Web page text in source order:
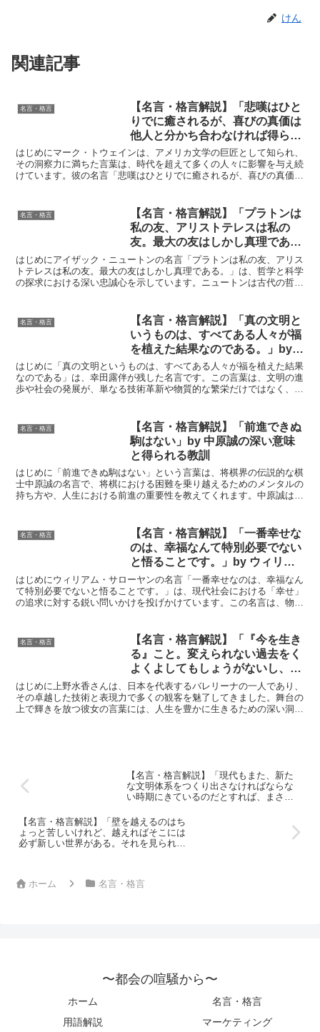
けん
関連記事
名言・格言
【名言・格言解説】「悲嘆はひと
りでに癒されるが、喜びの真価は
他人と分かち合わなければ得られ
ない。」by マーク・トウェイン
の深い意味と得られる教訓
はじめにマーク・トウェインは、アメリカ文学の巨匠として知られ、
その洞察力に満ちた言葉は、時代を超えて多くの人々に影響を与え続
けています。彼の名言「悲嘆はひとりでに癒されるが、喜びの真価は
名言・格言
【名言・格言解説】「プラトンは
私の友、アリストテレスは私の
友。最大の友はしかし真理であ
る。」by ニュートンの深い意味
と得られる教訓
はじめにアイザック・ニュートンの名言「プラトンは私の友、アリス
トテレスは私の友。最大の友はしかし真理である。」は、哲学と科学
の探求における深い忠誠心を示しています。ニュートンは古代の哲学
名言・格言
【名言・格言解説】「真の文明と
いうものは、すべてある人々が福
を植えた結果なのである。」by
幸田露伴の深い意味と得られる教
訓
はじめに「真の文明というものは、すべてある人々が福を植えた結果
なのである」は、幸田露伴が残した名言です。この言葉は、文明の進
歩や社会の発展が、単なる技術革新や物質的な繁栄だけではなく、
名言・格言
【名言・格言解説】「前進できぬ
駒はない」by 中原誠の深い意味
と得られる教訓
はじめに「前進できぬ駒はない」という言葉は、将棋界の伝説的な棋
士中原誠の名言で、将棋における困難を乗り越えるためのメンタルの
持ち方や、人生における前進の重要性を教えてくれます。中原誠はそ
名言・格言
【名言・格言解説】「一番幸せな
のは、幸福なんて特別必要でない
と悟ることです。」by ウィリア
ム・サローヤンの深い意味と得ら
れる教訓
はじめにウィリアム・サローヤンの名言「一番幸せなのは、幸福なん
て特別必要でないと悟ることです。」は、現代社会における「幸せ」
の追求に対する鋭い問いかけを投げかけています。この名言は、物質
名言・格言
【名言・格言解説】「『今を生き
る』こと。変えられない過去をく
よくよしてもしょうがないし、未
来を考えてもだれもわからない
し。今を精一杯がんばることで、
未来をつくるという考えです。」
はじめに上野水香さんは、日本を代表するバレリーナの一人であり、
その卓越した技術と表現力で多くの観客を魅了してきました。舞台の
上で輝きを放つ彼女の言葉には、人生を豊かに生きるための深い洞察
【名言・格言解説】「現代もまた、新た
な文明体系をつくり出さなければならな
い時期にきているのだとすれば、まさに
いえるでしょう。つまりレオナルド的な
多才でしかもバランスのとれた人間が、
どうしても必要になっているということ
です。」by 石ノ森章太郎の深い意味と得
【名言・格言解説】「壁を越えるのはち
ょっと苦しいけれど、越えればそこには
必ず新しい世界がある。それを見られる
木のほうがおもしろい。まっすぐな幹だ
ホーム 名言・格言
〜都会の喧騒から〜
ホーム
名言・格言
用語解説
マーケティング